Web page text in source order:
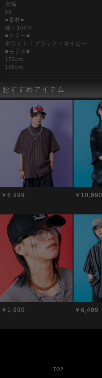
肩幅
68
■素材■
綿：100％
■カラー■
ホワイト / ブラック / ネイビー
■モデル■
172cm
166cm
おすすめアイテム
￥6,999 ￥10,990
￥1,990 ￥6,499
TOP